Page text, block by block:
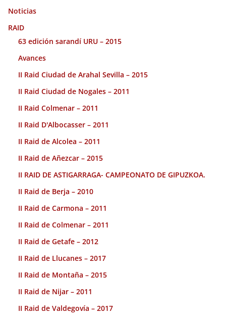
Noticias
RAID
63 edición sarandí URU – 2015
Avances
II Raid Ciudad de Arahal Sevilla – 2015
II Raid Ciudad de Nogales – 2011
II Raid Colmenar – 2011
II Raid D'Albocasser – 2011
II Raid de Alcolea – 2011
II Raid de Añezcar – 2015
II RAID DE ASTIGARRAGA- CAMPEONATO DE GIPUZKOA.
II Raid de Berja – 2010
II Raid de Carmona – 2011
II Raid de Colmenar – 2011
II Raid de Getafe – 2012
II Raid de Llucanes – 2017
II Raid de Montaña – 2015
II Raid de Nijar – 2011
II Raid de Valdegovía – 2017